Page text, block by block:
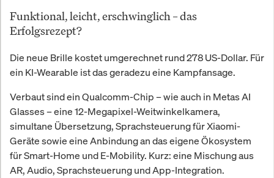
Funktional, leicht, erschwinglich – das
Erfolgsrezept?
Die neue Brille kostet umgerechnet rund 278 US-Dollar. Für
ein KI-Wearable ist das geradezu eine Kampfansage.
Verbaut sind ein Qualcomm-Chip – wie auch in Metas AI
Glasses – eine 12-Megapixel-Weitwinkelkamera,
simultane Übersetzung, Sprachsteuerung für Xiaomi-
Geräte sowie eine Anbindung an das eigene Ökosystem
für Smart-Home und E-Mobility. Kurz: eine Mischung aus
AR, Audio, Sprachsteuerung und App-Integration.